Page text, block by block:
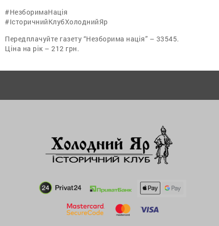
#НезборимаНація
#ІсторичнийКлубХолоднийЯр
Передплачуйте газету “Незборима нація” – 33545.
Ціна на рік – 212 грн.